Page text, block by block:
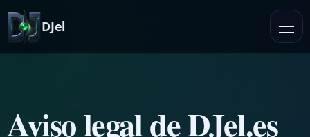
DJel
Aviso legal de DJel.es